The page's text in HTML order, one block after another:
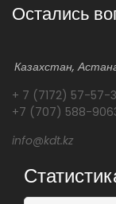
Остались
Казахстан,
+ 7 (7172) 57-57-
+7 (707) 588-
info@kdt.kz